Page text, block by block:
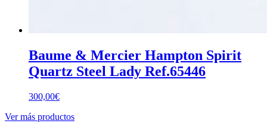
Baume & Mercier Hampton Spirit
Quartz Steel Lady Ref.65446
300,00€
Ver más productos